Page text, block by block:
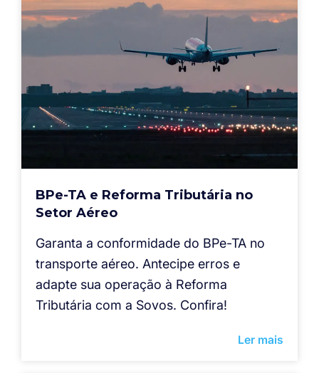
BPe-TA e Reforma Tributária no
Setor Aéreo
Garanta a conformidade do BPe-TA no
transporte aéreo. Antecipe erros e
adapte sua operação à Reforma
Tributária com a Sovos. Confira!
Ler mais